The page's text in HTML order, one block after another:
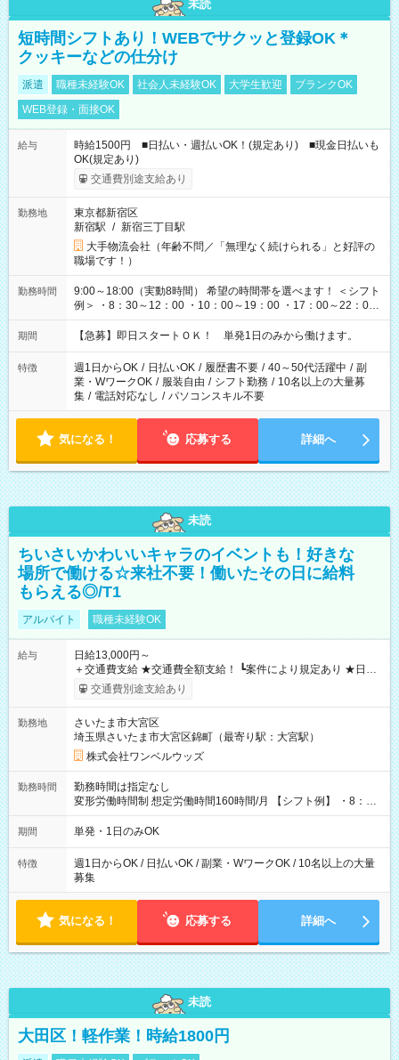
未読
短時間シフトあり！WEBでサクッと登録OK＊
クッキーなどの仕分け
派遣 職種未経験OK 社会人未経験OK 大学生歓迎
ブランクOK
WEB登録・面接OK
給与
時給1500円 ■日払い・週払いOK！(規定あり) ■現金日払いも
OK(規定あり)
交通費別途支給あり
勤務地
東京都新宿区
新宿駅 / 新宿三丁目駅
大手物流会社（年齢不問／「無理なく続けられる」と好評の
職場です！）
勤務時間
9:00～18:00（実動8時間） 希望の時間帯を選べます！ ＜シフト
例＞ ・8：30～12：00 ・10：00～19：00 ・17：00～22：00
・13：00～22：00 ・22：00～翌6：00 など
期間 【急募】即日スタートＯＫ！ 単発1日のみから働けます。
特徴 週1日からOK / 日払いOK / 履歴書不要 / 40～50代活躍中 / 副
業・WワークOK / 服装自由 / シフト勤務 / 10名以上の大量募
集 / 電話対応なし / パソコンスキル不要
気になる！ 応募する 詳細へ
未読
ちいさいかわいいキャラのイベントも！好きな
場所で働ける☆来社不要！働いたその日に給料
もらえる◎/T1
アルバイト 職種未経験OK
給与
日給13,000円～
＋交通費支給 ★交通費全額支給！ ┗案件により規定あり ★日払
いOK！（規定あり） ┗働いたその日に現金GET♪ お仕事後はコ
ンビニATMから 日払い分を引き落とせます！ 【試用期間】試
交通費別途支給あり
勤務地
さいたま市大宮区
埼玉県さいたま市大宮区錦町（最寄り駅：大宮駅）
株式会社ワンベルウッズ
勤務時間
勤務時間は指定なし
変形労働時間制 想定労働時間160時間/月 【シフト例】 ・8：00
～21：00
期間 単発・1日のみOK
特徴
週1日からOK / 日払いOK / 副業・WワークOK / 10名以上の大量
募集
気になる！ 応募する 詳細へ
未読
大田区！軽作業！時給1800円